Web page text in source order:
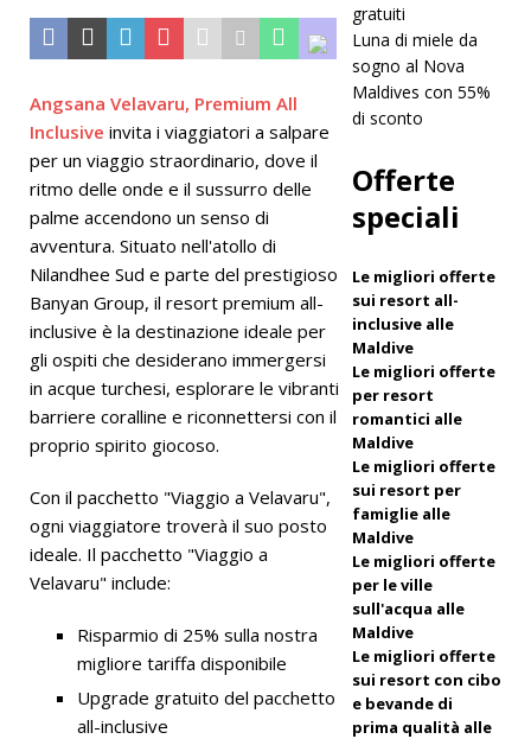
5 STELLE
[ 24
novembre
2025 ]
Festeggia
il Natale e
il
Capodann
Vakkaru
Maldives
E RESORT
A 5 STELLE
novembre
2025 ]
Offerta
Angsana Velavaru, Premium All
Inclusive invita i viaggiatori a salpare
per un viaggio straordinario, dove il
ritmo delle onde e il sussurro delle
palme accendono un senso di
avventura. Situato nell'atollo di
Nilandhee Sud e parte del prestigioso
Banyan Group, il resort premium all-
inclusive è la destinazione ideale per
gli ospiti che desiderano immergersi
in acque turchesi, esplorare le vibranti
barriere coralline e riconnettersi con il
proprio spirito giocoso.
Con il pacchetto "Viaggio a Velavaru",
ogni viaggiatore troverà il suo posto
ideale. Il pacchetto "Viaggio a
Velavaru" include:
Risparmio di 25% sulla nostra
migliore tariffa disponibile
Upgrade gratuito del pacchetto
all-inclusive
gratuiti
Luna di miele da
sogno al Nova
Maldives con 55%
di sconto
Offerte
speciali
Le migliori offerte
sui resort all-
inclusive alle
Maldive
Le migliori offerte
per resort
romantici alle
Maldive
Le migliori offerte
sui resort per
famiglie alle
Maldive
Le migliori offerte
per le ville
sull'acqua alle
Maldive
Le migliori offerte
sui resort con cibo
e bevande di
prima qualità alle